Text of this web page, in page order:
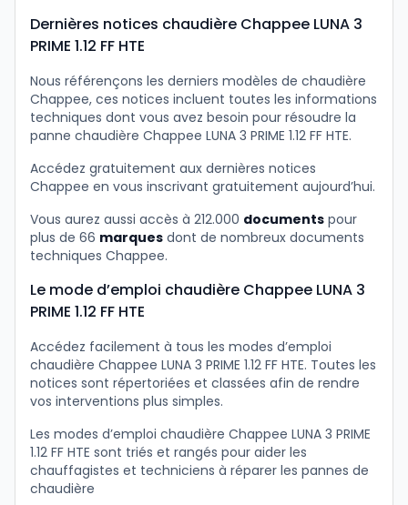
Dernières notices chaudière Chappee LUNA 3
PRIME 1.12 FF HTE
Nous référençons les derniers modèles de chaudière
Chappee, ces notices incluent toutes les informations
techniques dont vous avez besoin pour résoudre la
panne chaudière Chappee LUNA 3 PRIME 1.12 FF HTE.
Accédez gratuitement aux dernières notices
Chappee en vous inscrivant gratuitement aujourd’hui.
Vous aurez aussi accès à 212.000 documents pour
plus de 66 marques dont de nombreux documents
techniques Chappee.
Le mode d’emploi chaudière Chappee LUNA 3
PRIME 1.12 FF HTE
Accédez facilement à tous les modes d’emploi
chaudière Chappee LUNA 3 PRIME 1.12 FF HTE. Toutes les
notices sont répertoriées et classées afin de rendre
vos interventions plus simples.
Les modes d’emploi chaudière Chappee LUNA 3 PRIME
1.12 FF HTE sont triés et rangés pour aider les
chauffagistes et techniciens à réparer les pannes de
chaudière